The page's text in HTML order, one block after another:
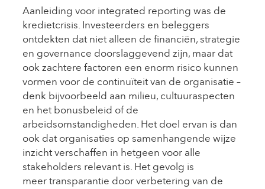
Aanleiding voor integrated reporting was de
kredietcrisis. Investeerders en beleggers
ontdekten dat niet alleen de financiën, strategie
en governance doorslaggevend zijn, maar dat
ook zachtere factoren een enorm risico kunnen
vormen voor de continuïteit van de organisatie –
denk bijvoorbeeld aan milieu, cultuuraspecten
en het bonusbeleid of de
arbeidsomstandigheden. Het doel ervan is dan
ook dat organisaties op samenhangende wijze
inzicht verschaffen in hetgeen voor alle
stakeholders relevant is. Het gevolg is
meer transparantie door verbetering van de